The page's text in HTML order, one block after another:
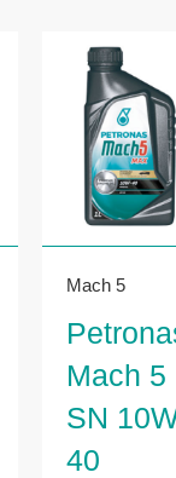
Mach 5
Mach 5
SN
40